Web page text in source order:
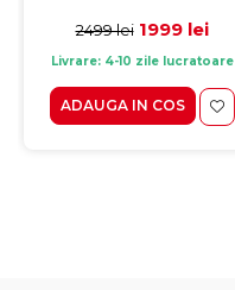
2499 lei 1999 lei
Livrare: 4-10 zile lucratoare
ADAUGA IN COS